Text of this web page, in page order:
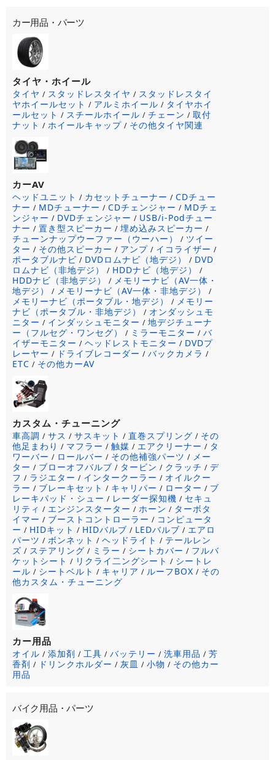
カー用品・パーツ
タイヤ・ホイール
タイヤ / スタッドレスタイヤ / スタッドレスタイ
ヤホイールセット / アルミホイール / タイヤホイ
ールセット / スチールホイール / チェーン / 取付
ナット / ホイールキャップ / その他タイヤ関連
カーAV
ヘッドユニット / カセットチューナー / CDチュー
ナー / MDチューナー / CDチェンジャー / MDチェ
ンジャー / DVDチェンジャー / USB/i-Podチュー
ナー / 置き型スピーカー / 埋め込みスピーカー /
チューンナップウーファー（ウーハー） / ツイー
ター / その他スピーカー / アンプ / イコライザー /
ポータブルナビ / DVDロムナビ（地デジ） / DVD
ロムナビ（非地デジ）
/ HDDナビ（地デジ） /
HDDナビ（非地デジ） / メモリーナビ（AV一体・
地デジ）
/ メモリーナビ（AV一体・非地デジ） /
メモリーナビ（ポータブル・地デジ） / メモリー
ナビ（ポータブル・非地デジ）
/ オンダッシュモ
ニター / インダッシュモニター / 地デジチューナ
ー（フルセグ・ワンセグ）
/ ミラーモニター / バ
イザーモニター / ヘッドレストモニター / DVDプ
レーヤー / ドライブレコーダー / バックカメラ /
ETC / その他カーAV
カスタム・チューニング
車高調 / サス / サスキット / 直巻スプリング / その
他足まわり / マフラー / 触媒 / エアクリーナー / タ
ワーバー / ロールバー / その他補強パーツ / メー
ター / ブローオフバルブ / タービン / クラッチ / デ
フ / ラジエター / インタークーラー / オイルクー
ラー / ブレーキセット / キャリパー / ローター / ブ
レーキパッド・シュー / レーダー探知機 / セキュ
リティ / エンジンスターター / ホーン / ターボタ
イマー / ブーストコントローラー / コンピュータ
ー / HIDキット / HIDバルブ / LEDバルブ / エアロ
パーツ / ボンネット / ヘッドライト / テールレン
ズ / ステアリング / ミラー / シートカバー / フルバ
ケットシート / リクライ二ングシート / シートレ
ール / シートベルト / キャリア / ルーフBOX / その
他カスタム・チューニング
カー用品
オイル / 添加剤 / 工具 / バッテリー / 洗車用品 / 芳
香剤 / ドリンクホルダー / 灰皿 / 小物 / その他カー
用品
バイク用品・パーツ